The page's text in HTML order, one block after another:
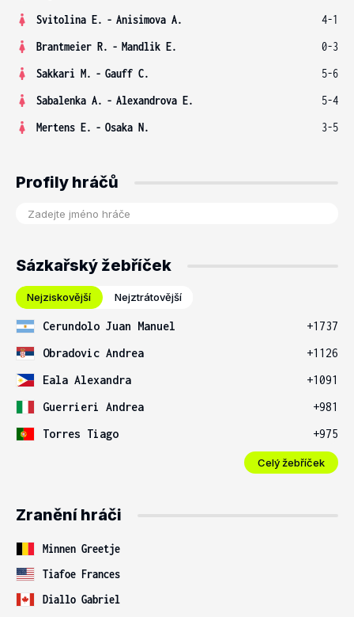
Svitolina E. - Anisimova A.
4-1
Brantmeier R. - Mandlik E.
0-3
Sakkari M. - Gauff C.
5-6
Sabalenka A. - Alexandrova E.
5-4
Mertens E. - Osaka N. 3-5
Profily hráčů
Sázkařský žebříček
Nejziskovější Nejztrátovější
Cerundolo Juan Manuel
+1737
Obradovic Andrea
+1126
Eala Alexandra
+1091
Guerrieri Andrea
+981
Torres Tiago
+975
Celý žebříček
Zranění hráči
Minnen Greetje
Tiafoe Frances
Diallo Gabriel